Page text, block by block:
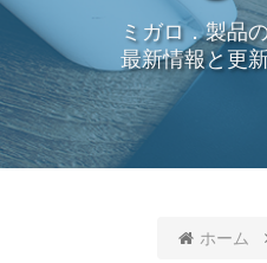
ミガロ．製品
最新情報と更
ホーム